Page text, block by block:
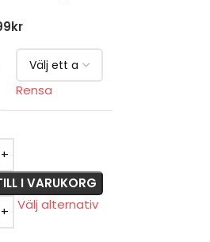
kr
Rensa
I VARUKORG
Välj alternativ